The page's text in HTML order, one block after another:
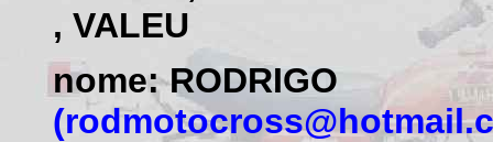
, VALEU
nome: RODRIGO